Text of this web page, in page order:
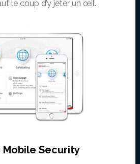
le coup d’y jeter un œil.
Mobile Security